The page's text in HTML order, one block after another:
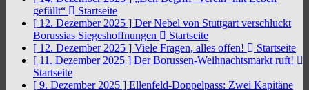
gefüllt“
Startseite
[ 12. Dezember 2025 ] Der Nebel von Stuttgart verschluckt
Borussias Siegeshoffnungen
Startseite
[ 12. Dezember 2025 ] Viele Fragen, alles offen!
Startseite
[ 11. Dezember 2025 ] Der Borussen-Weihnachtsmarkt ruft!
Startseite
[ 9. Dezember 2025 ] Ellenfeld-Doppelpass: Zwei Kapitäne